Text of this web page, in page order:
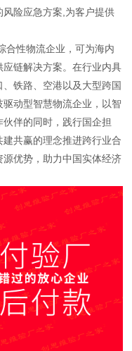
险应急方案,为客户提供
性物流企业，可为海内
链解决方案。在行业内具
铁路、空港以及大型跨国
动型智慧物流企业，以智
伴的同时，践行国企担
共赢的理念推进跨行业合
优势，助力中国实体经济